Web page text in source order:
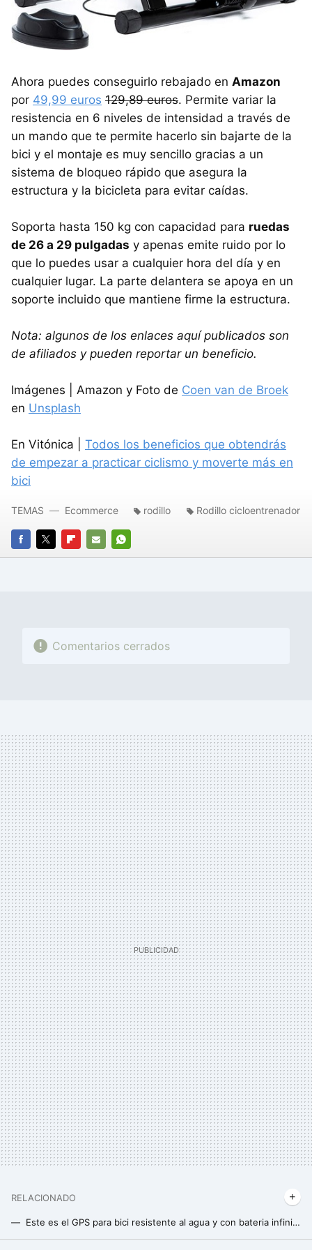
Ahora puedes conseguirlo rebajado en Amazon
por 49,99 euros 129,89 euros. Permite variar la
resistencia en 6 niveles de intensidad a través de
un mando que te permite hacerlo sin bajarte de la
bici y el montaje es muy sencillo gracias a un
sistema de bloqueo rápido que asegura la
estructura y la bicicleta para evitar caídas.
Soporta hasta 150 kg con capacidad para ruedas
de 26 a 29 pulgadas y apenas emite ruido por lo
que lo puedes usar a cualquier hora del día y en
cualquier lugar. La parte delantera se apoya en un
soporte incluido que mantiene firme la estructura.
Nota: algunos de los enlaces aquí publicados son
de afiliados y pueden reportar un beneficio.
Imágenes | Amazon y Foto de Coen van de Broek
en Unsplash
En Vitónica | Todos los beneficios que obtendrás
de empezar a practicar ciclismo y moverte más en
bici
FACEBOOK
TWITTERFLIPBOARD
E-
WHATSAPP
TEMAS Ecommerce rodillo Rodillo cicloentrenador
Comentarios cerrados
RELACIONADO
Este es el GPS para bici resistente al agua y con bateria infinita que ahora puedes pillar baratísimo para tus rutas